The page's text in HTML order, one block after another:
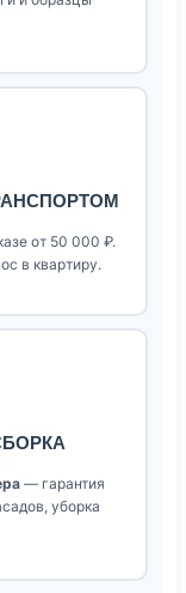
от 50 000 ₽.
в квартиру.
— гарантия
уборка